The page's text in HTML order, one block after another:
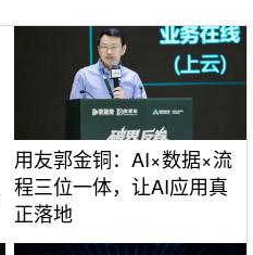
用友郭金铜：AI×数据×流
程三位一体，让AI应用真
正落地